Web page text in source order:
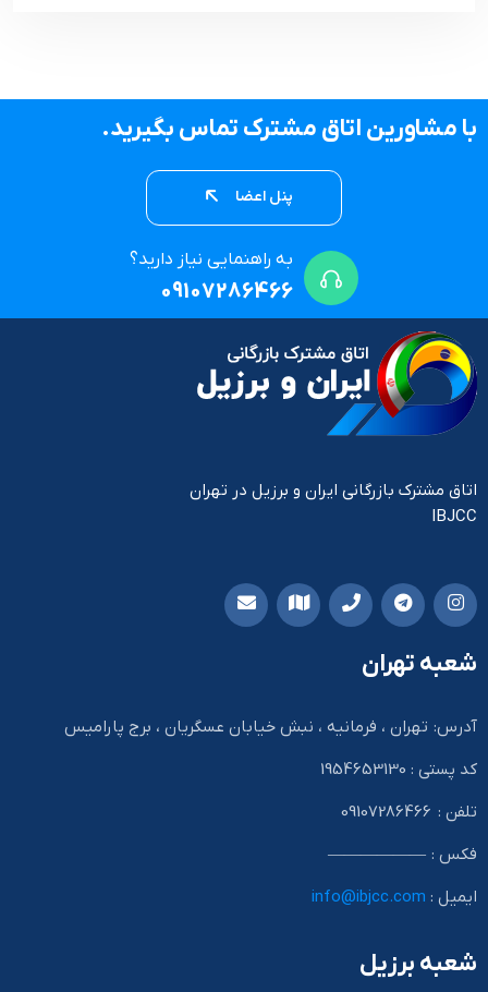
با مشاورین اتاق مشترک تماس بگیرید.
پنل اعضا
به راهنمایی نیاز دارید؟
09107286466
اتاق مشترک بازرگانی ایران و برزیل در تهران
IBJCC
شعبه تهران
آدرس: تهران ، فرمانیه ، نبش خیابان عسگریان ، برج پارامیس
کد پستی : 1954653130
تلفن : 09107286466
فکس : ——————
ایمیل : info@ibjcc.com
شعبه برزیل